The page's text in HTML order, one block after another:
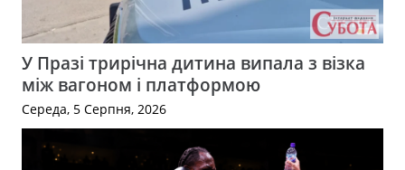
У Празі трирічна дитина випала з візка
між вагоном і платформою
Середа, 5 Серпня, 2026